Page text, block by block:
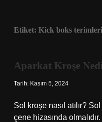
Etiket: Kick boks
Aparkat Kroşe
Tarih: Kasım 5, 2024
Sol kroşe nasıl atılır?
çene hizasında